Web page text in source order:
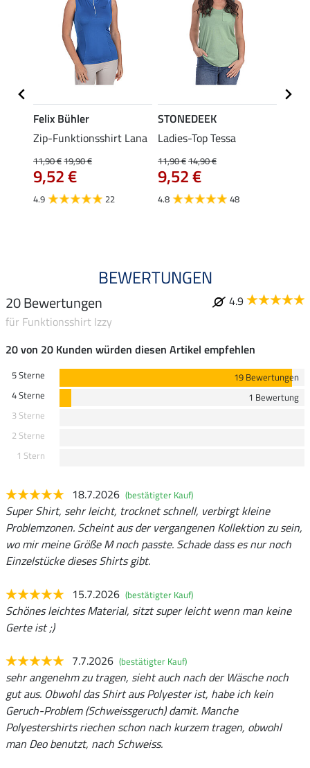
Felix Bühler
Zip-Funktionsshirt Lana
11,90 €19,90 €
9,52 €
4.9 22
STONEDEEK
Ladies-Top Tessa
11,90 €14,90 €
9,52 €
4.8 48
BEWERTUNGEN
20 Bewertungen
4.9
für Funktionsshirt Izzy
20 von 20 Kunden würden diesen Artikel empfehlen
5 Sterne
19 Bewertungen
4 Sterne
1 Bewertung
3 Sterne
2 Sterne
1 Stern
18.7.2026 (bestätigter Kauf)
Super Shirt, sehr leicht, trocknet schnell, verbirgt kleine
Problemzonen. Scheint aus der vergangenen Kollektion zu sein,
wo mir meine Größe M noch passte. Schade dass es nur noch
Einzelstücke dieses Shirts gibt.
15.7.2026 (bestätigter Kauf)
Schönes leichtes Material, sitzt super leicht wenn man keine
Gerte ist ;)
7.7.2026 (bestätigter Kauf)
sehr angenehm zu tragen, sieht auch nach der Wäsche noch
gut aus. Obwohl das Shirt aus Polyester ist, habe ich kein
Geruch-Problem (Schweissgeruch) damit. Manche
Polyestershirts riechen schon nach kurzem tragen, obwohl
man Deo benutzt, nach Schweiss.